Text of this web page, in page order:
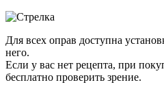
Для всех оправ доступна
него.
Если у вас нет рецепта, при
бесплатно проверить зрение.